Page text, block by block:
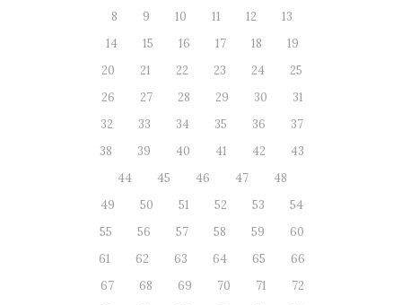
8
9 10 11 12
13
14
15 16 17 18
19
20
21 22 23 24
25
26
27 28 29 30
31
32
33 34 35 36
37
38
39 40 41 42
43
44
45 46 47
48
49
50 51 52 53
54
55
56 57 58 59
60
61
62 63 64 65
66
67
68 69 70 71
72